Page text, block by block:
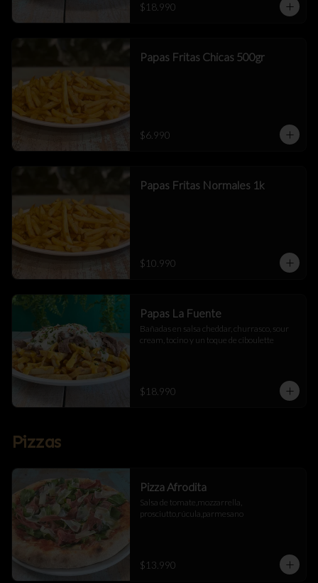
$18.990
Papas Fritas Chicas 500gr
$6.990
Papas Fritas Normales 1k
$10.990
Papas La Fuente
Bañadas en salsa cheddar, churrasco, sour
cream, tocino y un toque de ciboulette
$18.990
Pizzas
Pizza Afrodita
Salsa de tomate,mozzarrella,
prosciutto,rúcula,parmesano
$13.990